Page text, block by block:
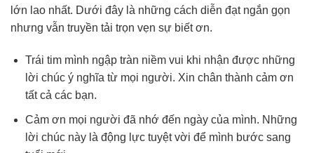
lớn lao nhất. Dưới đây là những cách diễn đạt ngắn gọn
nhưng vẫn truyền tải trọn vẹn sự biết ơn.
Trái tim mình ngập tràn niềm vui khi nhận được những
lời chúc ý nghĩa từ mọi người. Xin chân thành cảm ơn
tất cả các bạn.
Cảm ơn mọi người đã nhớ đến ngày của mình. Những
lời chúc này là động lực tuyệt vời để mình bước sang